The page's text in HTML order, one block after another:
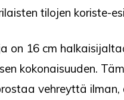
tilojen koriste-
on 16 cm
kokonaisuuden.
vehreyttä